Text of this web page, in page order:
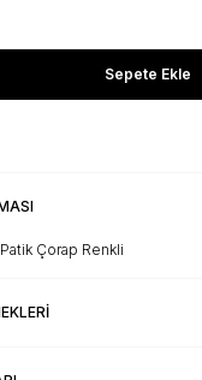
Sepete Ekle
Patik Çorap Renkli